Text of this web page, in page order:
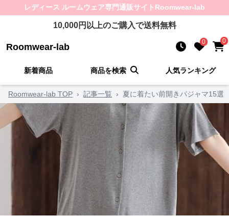
レディース ルームウェア専門通販サイト Roomwear-lab
10,000円以上のご購入で送料無料
Roomwear-lab 0 0
新着商品 商品を検索 人気ランキング
Roomwear-lab TOP › 記事一覧 › 夏に着たい前開きパジャマ15選